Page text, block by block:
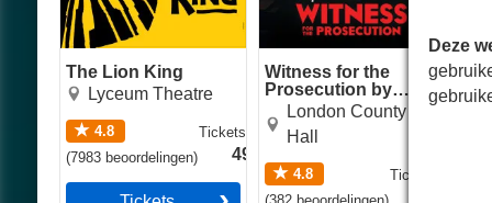
The Lion King
Lyceum Theatre
4.8
(7983beoordelingen)
Tickets vanaf
49.99€
Witness for the
Prosecution by
Agatha Christie
London County
Hall
4.8
Tickets
Deze